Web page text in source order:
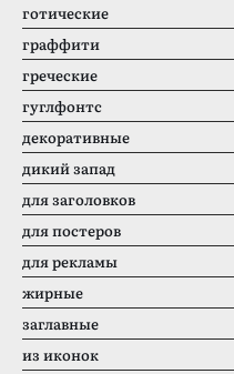
готические
граффити
греческие
гуглфонтс
декоративные
дикий запад
для заголовков
для постеров
для рекламы
жирные
заглавные
из иконок